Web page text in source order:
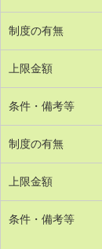
制度の有無
上限金額
条件・備考等
制度の有無
上限金額
条件・備考等